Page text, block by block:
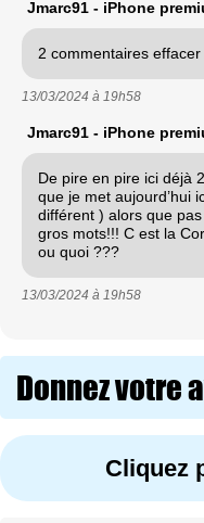
Jmarc91 - iPhone
2 commentaires effacer
13/03/2024 à 19h58
Jmarc91 - iPhone
De pire en pire ici déjà
que je met aujourd’hui
différent ) alors que
gros mots!!! C est la
ou quoi ???
13/03/2024 à 19h58
Donnez votre
Cliquez